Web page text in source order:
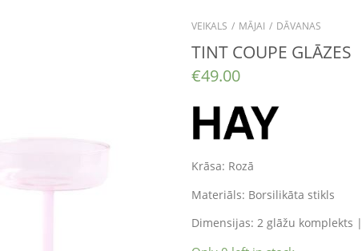
VEIKALS / MĀJAI / DĀVANAS
TINT COUPE GLĀZES
€49.00
Krāsa: Rozā
Materiāls: Borsilikāta stikls
Dimensijas: 2 glāžu komplekts |